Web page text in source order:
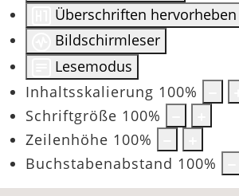
Überschriften hervorheben
Bildschirmleser
Lesemodus
Inhaltsskalierung 100%
Schriftgröße 100%
Zeilenhöhe 100%
Buchstabenabstand 100%